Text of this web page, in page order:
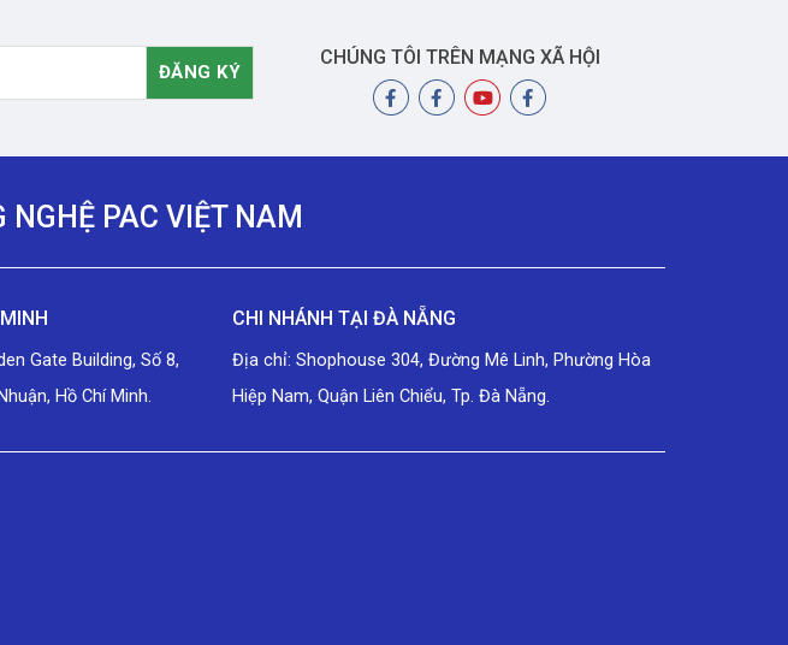
CHÚNG TÔI TRÊN MẠNG XÃ HỘI
NGHỆ PAC VIỆT NAM
Gate Building, Số 8,
Hồ Chí Minh.
CHI NHÁNH TẠI ĐÀ NẴNG
Địa chỉ: Shophouse 304, Đường Mê Linh, Phường Hòa
Hiệp Nam, Quận Liên Chiểu, Tp. Đà Nẵng.